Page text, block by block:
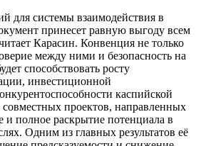
для системы взаимодействия в
принесет равную выгоду всем
Карасин. Конвенция не только
между ними и безопасность на
способствовать росту
инвестиционной
каспийской
совместных проектов, направленных
и полное раскрытие потенциала в
Одним из главных результатов её